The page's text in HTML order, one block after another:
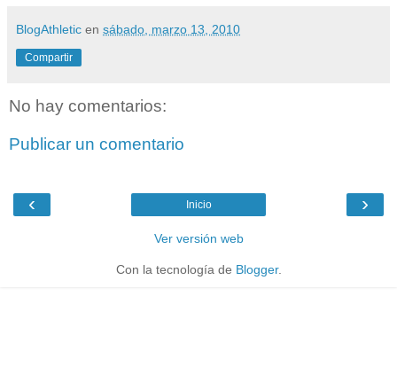
BlogAthletic en sábado, marzo 13, 2010
Compartir
No hay comentarios:
Publicar un comentario
‹ ›
Inicio
Ver versión web
Con la tecnología de Blogger.